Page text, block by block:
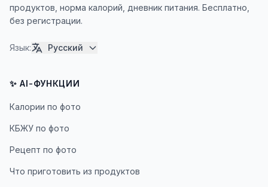
продуктов, норма калорий, дневник питания. Бесплатно,
без регистрации.
Язык: Русский
✨ AI-ФУНКЦИИ
Калории по фото
КБЖУ по фото
Рецепт по фото
Что приготовить из продуктов